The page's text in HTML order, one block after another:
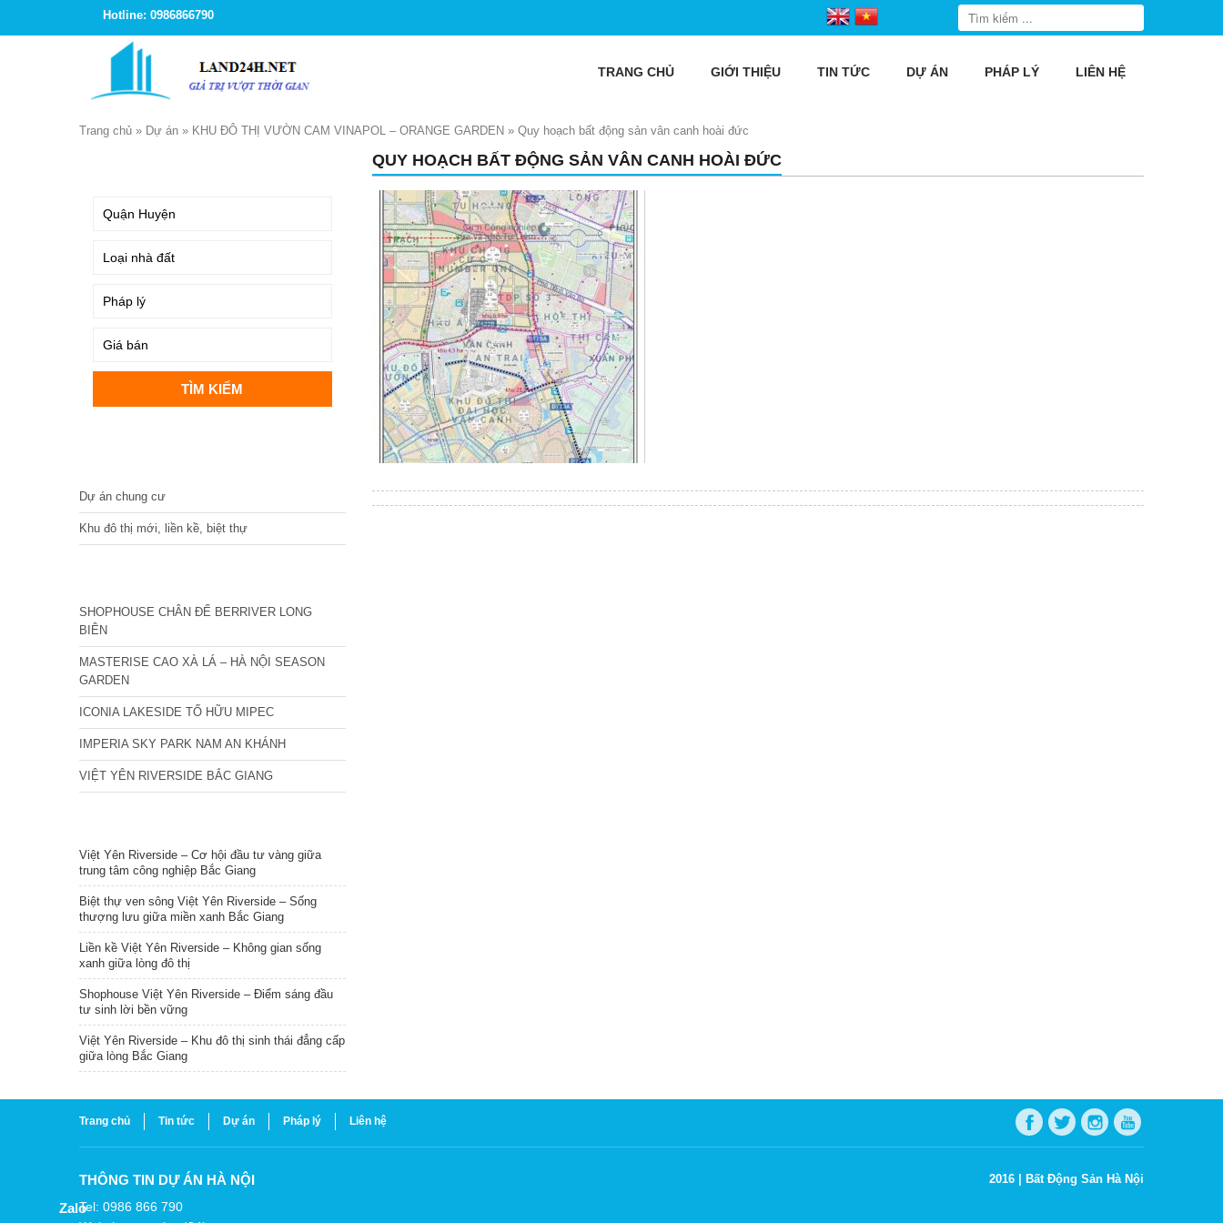
Hotline: 0986866790
TRANG CHỦ GIỚI THIỆU TIN TỨC DỰ ÁN PHÁP LÝ LIÊN HỆ
Trang chủ » Dự án » KHU ĐÔ THỊ VƯỜN CAM VINAPOL – ORANGE GARDEN » Quy hoạch bất động sản vân canh hoài đức
QUY HOẠCH BẤT ĐỘNG SẢN VÂN CANH HOÀI ĐỨC
Dự án chung cư
Khu đô thị mới, liền kề, biệt thự
SHOPHOUSE CHÂN ĐẾ BERRIVER LONG
BIÊN
MASTERISE CAO XÀ LÁ – HÀ NỘI SEASON
GARDEN
ICONIA LAKESIDE TỐ HỮU MIPEC
IMPERIA SKY PARK NAM AN KHÁNH
VIỆT YÊN RIVERSIDE BẮC GIANG
Việt Yên Riverside – Cơ hội đầu tư vàng giữa
trung tâm công nghiệp Bắc Giang
Biệt thự ven sông Việt Yên Riverside – Sống
thượng lưu giữa miền xanh Bắc Giang
Liền kề Việt Yên Riverside – Không gian sống
xanh giữa lòng đô thị
Shophouse Việt Yên Riverside – Điểm sáng đầu
tư sinh lời bền vững
Việt Yên Riverside – Khu đô thị sinh thái đẳng cấp
giữa lòng Bắc Giang
Trang chủ Tin tức Dự án Pháp lý Liên hệ
THÔNG TIN DỰ ÁN HÀ NỘI
Tel: 0986 866 790
2016 | Bất Động Sản Hà Nội
Zalo